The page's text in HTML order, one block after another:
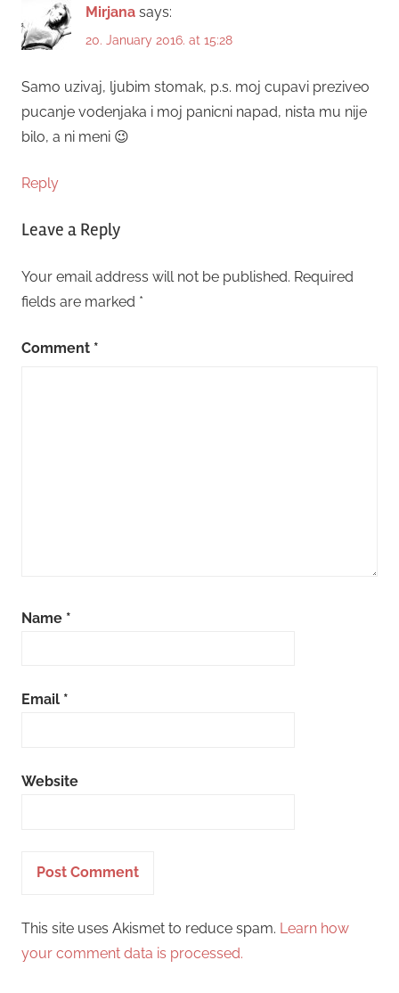
Mirjana says:
20. January 2016. at 15:28
Samo uzivaj, ljubim stomak, p.s. moj cupavi preziveo
pucanje vodenjaka i moj panicni napad, nista mu nije
bilo, a ni meni 😉
Reply
Leave a Reply
Your email address will not be published. Required
fields are marked *
Comment *
Name *
Email *
Website
This site uses Akismet to reduce spam. Learn how
your comment data is processed.